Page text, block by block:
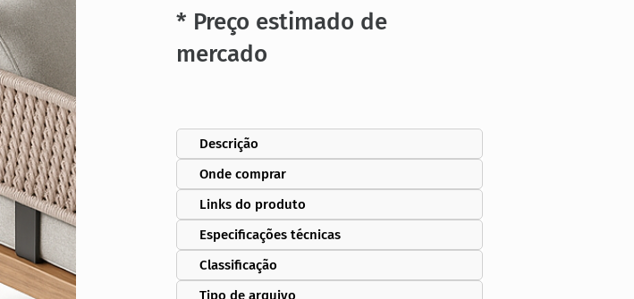
* Preço estimado de
mercado
Descrição
Onde comprar
Links do produto
Especificações técnicas
Classificação
Tipo de arquivo